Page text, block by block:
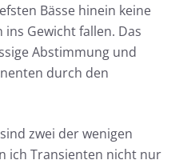
Bässe hinein keine
Gewicht fallen. Das
Abstimmung und
durch den
zwei der wenigen
ich Transienten nicht nur
den kopfhoerer.de-
So testen wir